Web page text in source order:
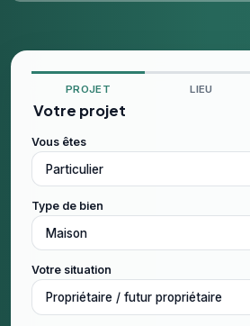
PROJET LIEU
Votre projet
Vous êtes
Type de bien
Votre situation